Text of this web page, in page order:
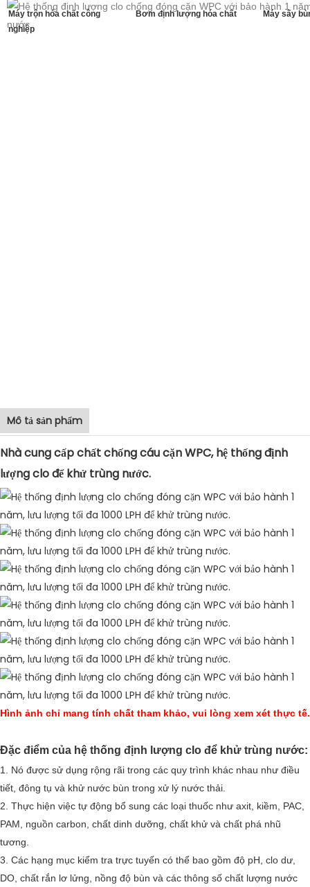
Máy trộn hóa chất công
nghiệp
Bơm định lượng hóa chất Máy sấy
Mô tả sản phẩm
Nhà cung cấp chất chống cáu cặn WPC, hệ thống định
lượng clo để khử trùng nước.
Hình ảnh chỉ mang tính chất tham khảo, vui lòng xem xét thực tế.
Đặc điểm của hệ thống định lượng clo để khử trùng nước:
1. Nó được sử dụng rộng rãi trong các quy trình khác nhau như điều
tiết, đông tụ và khử nước bùn trong xử lý nước thải.
2. Thực hiện việc tự động bổ sung các loại thuốc như axit, kiềm, PAC,
PAM, nguồn carbon, chất dinh dưỡng, chất khử và chất phá nhũ
tương.
3. Các hạng mục kiểm tra trực tuyến có thể bao gồm độ pH, clo dư,
DO, chất rắn lơ lửng, nồng độ bùn và các thông số chất lượng nước